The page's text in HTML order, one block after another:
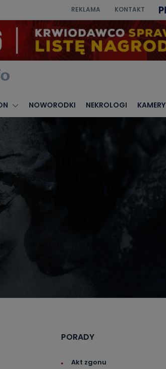
REKLAMA KONTAKT
NOWORODKI NEKROLOGI KAMERY
PORADY
Akt zgonu